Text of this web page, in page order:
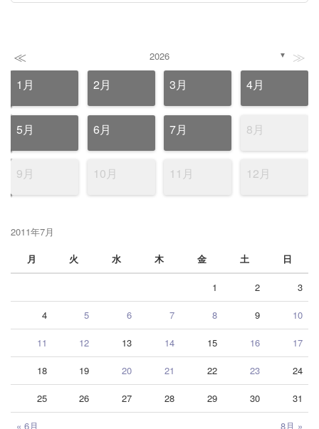
≪ 2026 ▼ ≫
1月 2月 3月 4月
5月 6月 7月 8月
9月 10月 11月 12月
2011年7月
月
火 水 木 金 土 日
« 6月 8月 »
1 2 3
4 5 6 7 8 9 10
11 12 13 14 15 16 17
18 19 20 21 22 23 24
25 26 27 28 29 30 31